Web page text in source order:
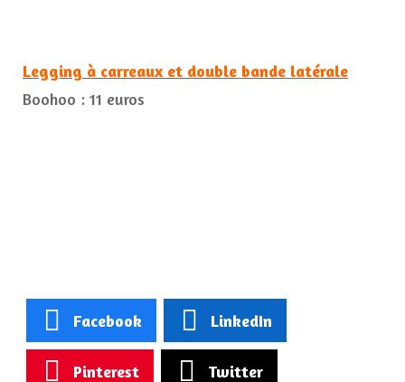
Legging à carreaux et double bande latérale
Boohoo : 11 euros
Facebook LinkedIn
Pinterest Twitter